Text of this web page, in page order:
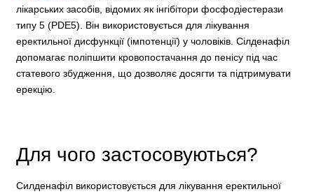
лікарських засобів, відомих як інгібітори фосфодіестерази
типу 5 (PDE5). Він використовується для лікування
еректильної дисфункції (імпотенції) у чоловіків. Сілденафіл
допомагає поліпшити кровопостачання до пенісу під час
статевого збудження, що дозволяє досягти та підтримувати
ерекцію.
Для чого застосовуються?
Силденафіл використовується для лікування еректильної